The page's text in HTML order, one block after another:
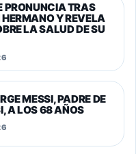
PRONUNCIA TRAS
Y REVELA
LA SALUD DE SU
MESSI, PADRE DE
A LOS 68 AÑOS